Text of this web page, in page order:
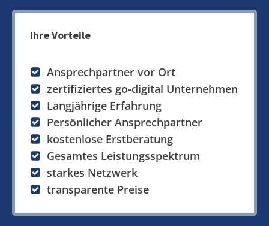
Ihre Vorteile
Ansprechpartner vor Ort
zertifiziertes go-digital Unternehmen
Langjährige Erfahrung
Persönlicher Ansprechpartner
kostenlose Erstberatung
Gesamtes Leistungsspektrum
starkes Netzwerk
transparente Preise